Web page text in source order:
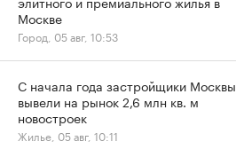
Москве
Город, 05 авг, 10:53
С начала года застройщики Москвы
вывели на рынок 2,6 млн кв. м
новостроек
Жилье, 05 авг, 10:11